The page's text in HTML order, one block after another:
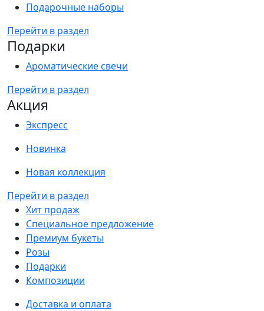
Подарочные наборы
Перейти в раздел
Подарки
Ароматические свечи
Перейти в раздел
Акция
Экспресс
Новинка
Новая коллекция
Перейти в раздел
Хит продаж
Специальное предложение
Премиум букеты
Розы
Подарки
Композиции
Доставка и оплата